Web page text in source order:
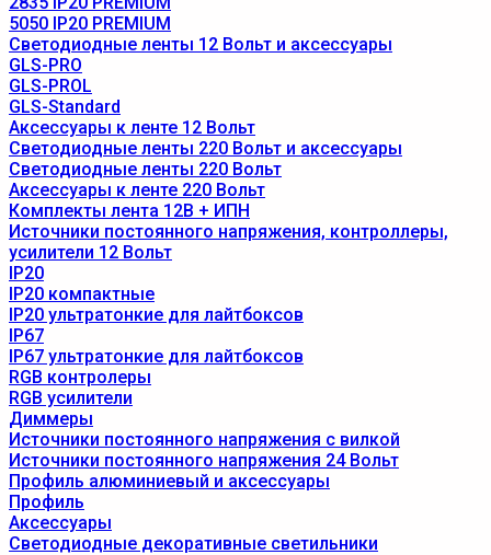
5050 IP20 PREMIUM
Светодиодные ленты 12 Вольт и аксессуары
GLS-PRO
GLS-PROL
GLS-Standard
Аксессуары к ленте 12 Вольт
Светодиодные ленты 220 Вольт и аксессуары
Светодиодные ленты 220 Вольт
Аксессуары к ленте 220 Вольт
Комплекты лента 12В + ИПН
Источники постоянного напряжения, контроллеры,
усилители 12 Вольт
IP20
IP20 компактные
IP20 ультратонкие для лайтбоксов
IP67
IP67 ультратонкие для лайтбоксов
RGB контролеры
RGB усилители
Диммеры
Источники постоянного напряжения с вилкой
Источники постоянного напряжения 24 Вольт
Профиль алюминиевый и аксессуары
Профиль
Аксессуары
Светодиодные декоративные светильники